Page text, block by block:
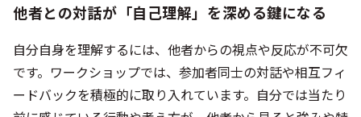
他者との対話が「自己理解」を深める鍵になる
自分自身を理解するには、他者からの視点や反応が不可欠
です。ワークショップでは、参加者同士の対話や相互フィ
ードバックを積極的に取り入れています。自分では当たり